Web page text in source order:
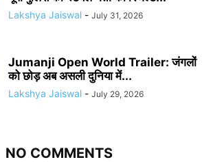
Lakshya Jaiswal - July 31, 2026
Jumanji Open World Trailer: जंगलों
को छोड़ अब असली दुनिया में...
Lakshya Jaiswal - July 29, 2026
NO COMMENTS